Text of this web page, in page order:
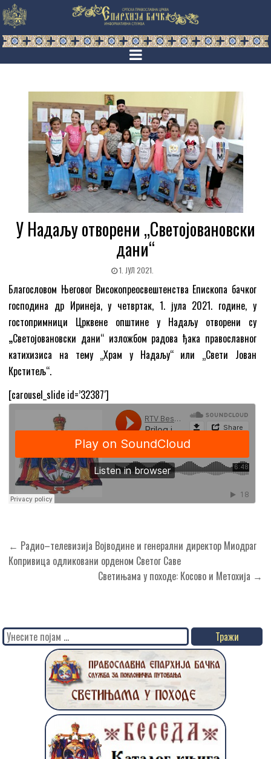
У Надаљу отворени „Светојовановски
дани“
1. ЈУЛ 2021.
Благословом Његовог Високопреосвештенства Епископа бачког
господина др Иринеја, у четвртак, 1. јула 2021. године, у
гостопримници Црквене општине у Надаљу отворени су
„Светојовановски дани“ изложбом радова ђака православног
катихизиса на тему „Храм у Надаљу“ или „Свети Јован
Крститељ“.
[carousel_slide id=’32387′]
Кретање
чланка
← Радио–телевизија Војводине и генерални директор Миодраг
Копривица одликовани орденом Светог Саве
Светињама у походе: Косово и Метохија →
Search
for: